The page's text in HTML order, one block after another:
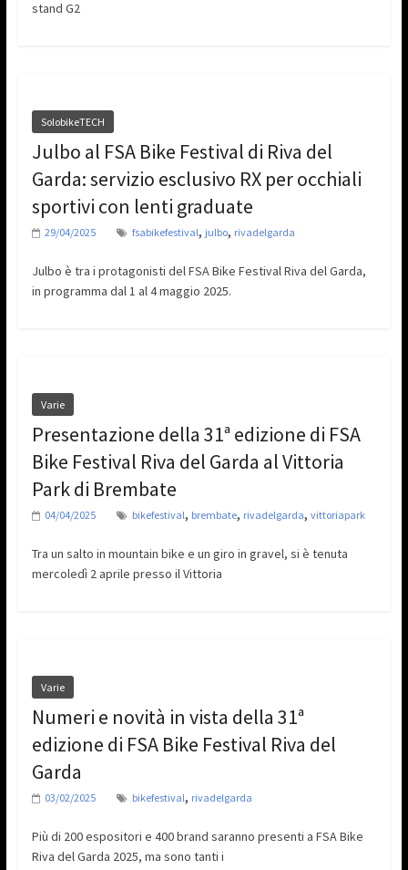
stand G2
SolobikeTECH
Julbo al FSA Bike Festival di Riva del
Garda: servizio esclusivo RX per occhiali
sportivi con lenti graduate
29/04/2025 fsabikefestival, julbo, rivadelgarda
Julbo è tra i protagonisti del FSA Bike Festival Riva del Garda,
in programma dal 1 al 4 maggio 2025.
Varie
Presentazione della 31ª edizione di FSA
Bike Festival Riva del Garda al Vittoria
Park di Brembate
04/04/2025 bikefestival, brembate, rivadelgarda, vittoriapark
Tra un salto in mountain bike e un giro in gravel, si è tenuta
mercoledì 2 aprile presso il Vittoria
Varie
Numeri e novità in vista della 31ª
edizione di FSA Bike Festival Riva del
Garda
03/02/2025 bikefestival, rivadelgarda
Più di 200 espositori e 400 brand saranno presenti a FSA Bike
Riva del Garda 2025, ma sono tanti i